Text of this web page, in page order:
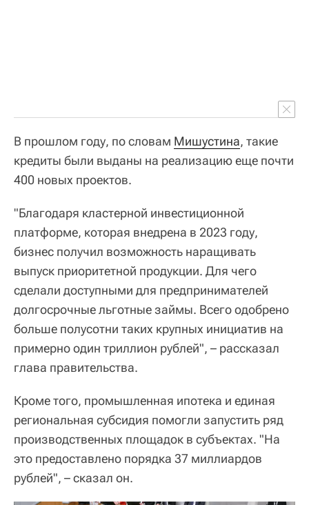
В прошлом году, по словам Мишустина, такие
кредиты были выданы на реализацию еще почти
400 новых проектов.
"Благодаря кластерной инвестиционной
платформе, которая внедрена в 2023 году,
бизнес получил возможность наращивать
выпуск приоритетной продукции. Для чего
сделали доступными для предпринимателей
долгосрочные льготные займы. Всего одобрено
больше полусотни таких крупных инициатив на
примерно один триллион рублей", – рассказал
глава правительства.
Кроме того, промышленная ипотека и единая
региональная субсидия помогли запустить ряд
производственных площадок в субъектах. "На
это предоставлено порядка 37 миллиардов
рублей", – сказал он.